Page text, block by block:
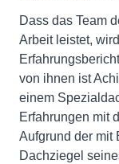
Dass das Team
Arbeit leistet,
von ihnen ist
einem
Erfahrungen mit
Aufgrund der mit
Dachziegel